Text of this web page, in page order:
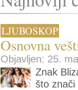
LJUBOSKOP
Osnovna
Objavljen: 25.
Znak
što znači